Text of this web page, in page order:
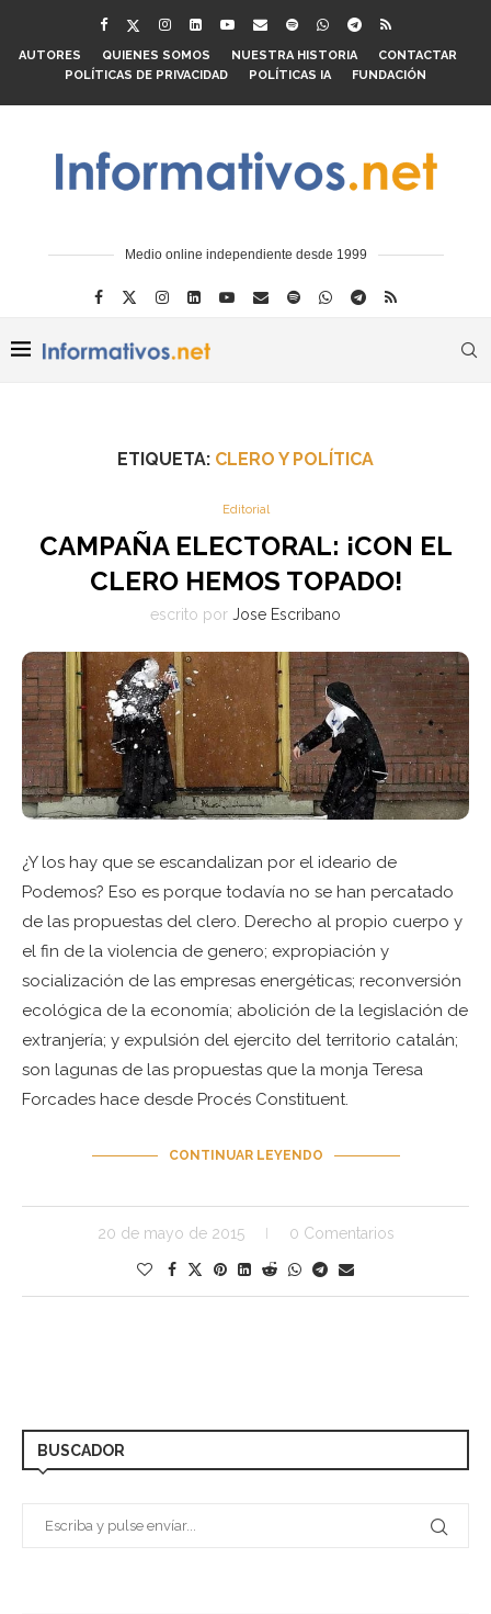
AUTORES QUIENES SOMOS NUESTRA HISTORIA
CONTACTAR
POLÍTICAS DE PRIVACIDAD
POLÍTICAS IA FUNDACIÓN
Medio online independiente desde 1999
ETIQUETA: CLERO Y POLÍTICA
Editorial
CAMPAÑA ELECTORAL: ¡CON EL
CLERO HEMOS TOPADO!
escrito por Jose Escribano
¿Y los hay que se escandalizan por el ideario de
Podemos? Eso es porque todavía no se han percatado
de las propuestas del clero. Derecho al propio cuerpo y
el fin de la violencia de genero; expropiación y
socialización de las empresas energéticas; reconversión
ecológica de la economía; abolición de la legislación de
extranjería; y expulsión del ejercito del territorio catalán;
son lagunas de las propuestas que la monja Teresa
Forcades hace desde Procés Constituent.
CONTINUAR LEYENDO
20 de mayo de 2015 0 Comentarios
BUSCADOR